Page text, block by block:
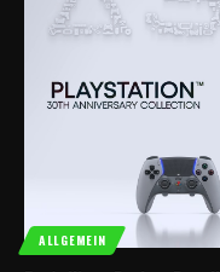
ALLGEMEIN